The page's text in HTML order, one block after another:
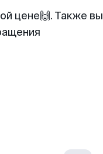
цене🙌. Также вы